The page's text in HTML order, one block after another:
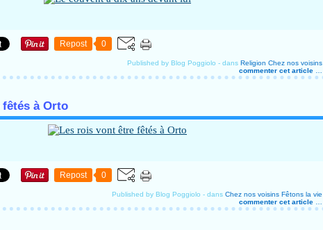
Repost 0
Published by Blog Poggiolo - dans Religion Chez nos voisins
commenter cet article
à Orto
Repost 0
Published by Blog Poggiolo - dans Chez nos voisins Fêtons la vie
commenter cet article